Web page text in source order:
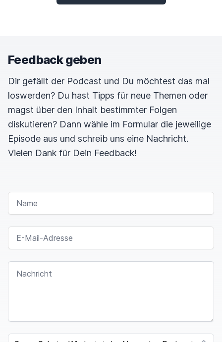
Feedback geben
Dir gefällt der Podcast und Du möchtest das mal
loswerden? Du hast Tipps für neue Themen oder
magst über den Inhalt bestimmter Folgen
diskutieren? Dann wähle im Formular die jeweilige
Episode aus und schreib uns eine Nachricht.
Vielen Dank für Dein Feedback!
NAME
E-MAIL-ADRESSE
NACHRICHT
F
SPAM CAPTCHA